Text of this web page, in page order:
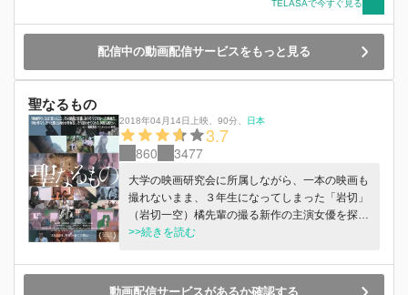
ニメ好きでアニメーター志望だった。運命的な出
会いを果たした3人はアニメ制作に邁進すること
を決意する。 こうして、電撃3人娘の「最強の世
界」を目指す冒険が始まった!!!
TELASAで今すぐ見る
配信中の動画配信サービスをもっと見る
聖なるもの
2018年04月14日上映 90分 日本
3.7
860 3477
大学の映画研究会に所属しながら、一本の映画も
撮れないまま、３年生になってしまった「岩切」
（岩切一空）橘先輩の撮る新作の主演女優を探し
始めた彼はある日、舞先輩から４年に一度現れる
現れる、黒くて長い髪、大きな目透き通るような
白い肌を持った少女。「彼女を見た者は、衝動的
>>続きを読む
動画配信サービスがあるか確認する